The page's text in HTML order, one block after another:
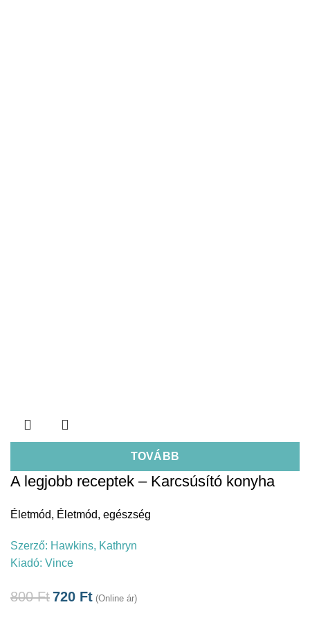
TOVÁBB
A legjobb receptek – Karcsúsító konyha
Életmód, Életmód, egészség
Szerző: Hawkins, Kathryn
Kiadó: Vince
800Ft720 Ft (Online ár)